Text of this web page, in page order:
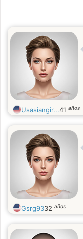
Usasiangir...41 años
Gsrg9332 años